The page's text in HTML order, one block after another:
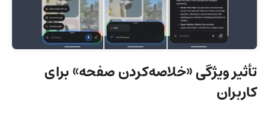
تأثیر ویژگی «خلاصه‌کردن صفحه» برای
کاربران